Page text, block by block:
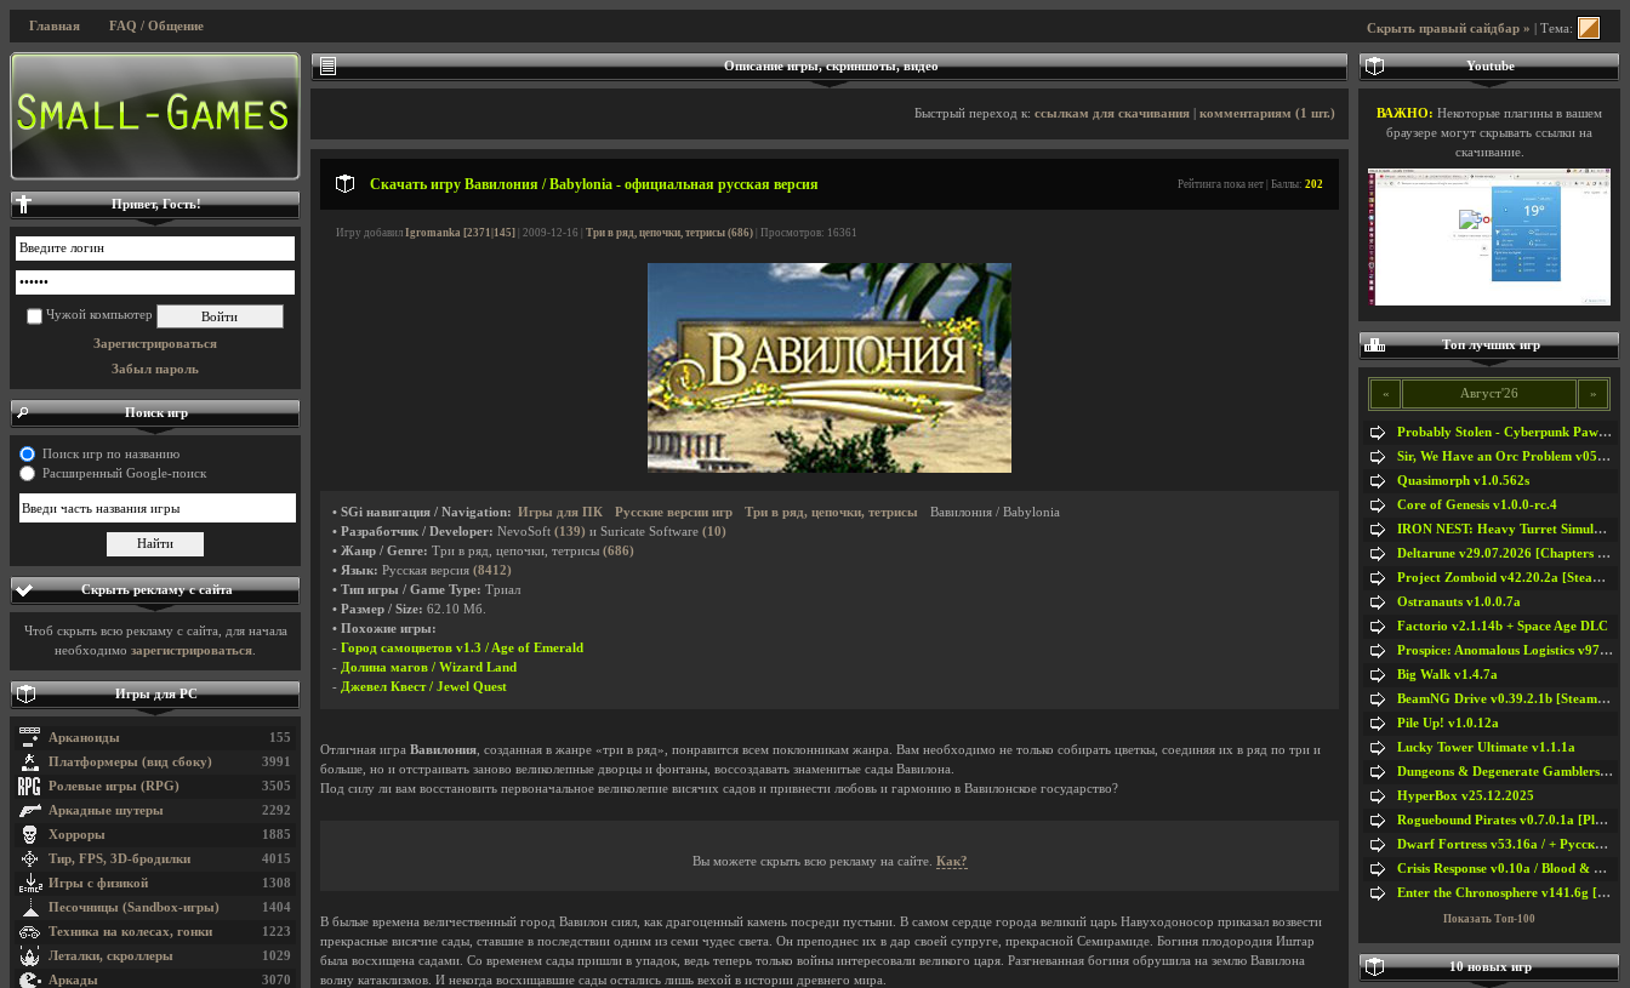
Скрыть правый сайдбар » | Тема:
Главная FAQ / Общение
Описание игры, скриншоты, видео
Быстрый переход к: ссылкам для скачивания комментариям (1 шт.)
Скачать игру Вавилония / Babylonia - официальная русская версия Рейтинга пока нет | Баллы: 202
Игру добавил Igromanka [2371|145] | 2009-12-16 | Три в ряд, цепочки, тетрисы (686) | Просмотров: 16361
• SGi навигация / Navigation: Игры для ПК Русские версии игр Три в ряд, цепочки, тетрисы
Вавилония / Babylonia
• Разработчик / Developer: NevoSoft (139) и Suricate Software (10)
• Жанр / Genre: Три в ряд, цепочки, тетрисы (686)
• Язык: Русская версия (8412)
• Тип игры / Game Type: Триал
• Размер / Size: 62.10 Мб.
• Похожие игры:
- Город самоцветов v1.3 / Age of Emerald
- Долина магов / Wizard Land
- Джевел Квест / Jewel Quest
Отличная игра Вавилония , созданная в жанре «три в ряд», понравится всем поклонникам жанра. Вам необходимо не только собирать цветкы, соединяя их в ряд по три и
больше, но и отстраивать заново великолепные дворцы и фонтаны, воссоздавать знаменитые сады Вавилона.
Под силу ли вам восстановить первоначальное великолепие висячих садов и привнести любовь и гармонию в Вавилонское государство?
Вы можете скрыть всю рекламу на сайте. Как?
В былые времена величественный город Вавилон сиял, как драгоценный камень посреди пустыни. В самом сердце города великий царь Навуходоносор приказал возвести
прекрасные висячие сады, ставшие в последствии одним из семи чудес света. Он преподнес их в дар своей супруге, прекрасной Семирамиде. Богиня плодородия Иштар
была восхищена садами. Со временем сады пришли в упадок, ведь теперь только войны интересовали великого царя. Разгневанная богиня обрушила на землю Вавилона
волну катаклизмов. И некогда восхищавшие сады остались лишь вехой в истории древнего мира.
Привет, Гость!
Чужой компьютер
Зарегистрироваться
Забыл пароль
Поиск игр
Поиск игр по названию
Расширенный Google-поиск
Скрыть рекламу с сайта
Чтоб скрыть всю рекламу с сайта, для начала
необходимо зарегистрироваться
Игры для PC
155
Арканоиды
3991
Платформеры (вид сбоку)
3505
Ролевые игры (RPG)
2292
Аркадные шутеры
1885
Хорроры
4015
Тир, FPS, 3D-бродилки
1308
Игры с физикой
1404
Песочницы (Sandbox-игры)
1223
Техника на колесах, гонки
1029
Леталки, скроллеры
3070
Аркады
Youtube
ВАЖНО: Некоторые плагины в вашем
браузере могут скрывать ссылки на
скачивание.
Топ лучших игр
« Август'26 »
Probably Stolen - Cyberpunk Pawnshop Simulator v048c [Playtest]
Sir, We Have an Orc Problem v05.08.2026
Quasimorph v1.0.562s
Core of Genesis v1.0.0-rc.4
IRON NEST: Heavy Turret Simulator v1.0a
Deltarune v29.07.2026 [Chapters 1-5] / + RUS [Chapters 1-5]
Project Zomboid v42.20.2a [Steam Early Access]
Ostranauts v1.0.0.7a
Factorio v2.1.14b + Space Age DLC
Prospice: Anomalous Logistics v97 [Playtest]
Big Walk v1.4.7a
BeamNG Drive v0.39.2.1b [Steam Early Access]
Pile Up! v1.0.12a
Lucky Tower Ultimate v1.1.1a
Dungeons & Degenerate Gamblers v2.0.2a
HyperBox v25.12.2025
Roguebound Pirates v0.7.0.1a [Playtest]
Dwarf Fortress v53.16a / + Русская Версия v50.12a
Crisis Response v0.10a / Blood & Bullet
Enter the Chronosphere v141.6g [Steam Early Access]
Показать Топ-100
10 новых игр